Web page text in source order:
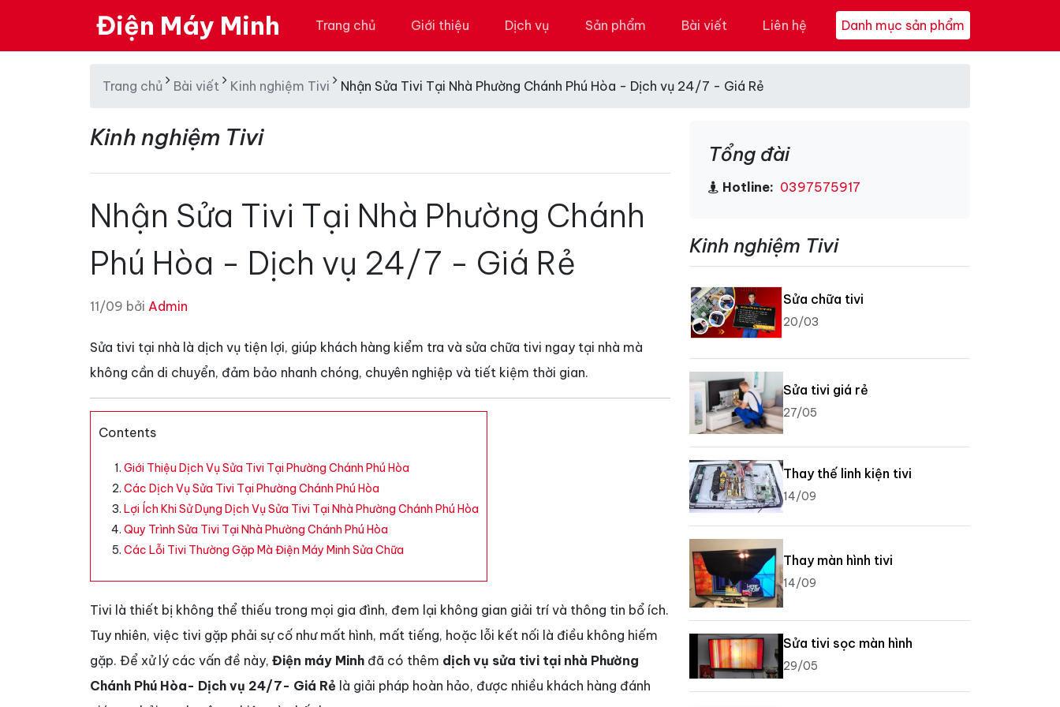
Điện Máy Minh Trang chủ Giới thiệu Dịch vụ Sản phẩm Bài viết Liên hệ Danh mục sản phẩm
Trang chủ Bài viết Kinh nghiệm Tivi Nhận Sửa Tivi Tại Nhà Phường Chánh Phú Hòa - Dịch vụ 24/7 - Giá Rẻ
Kinh nghiệm Tivi
Nhận Sửa Tivi Tại Nhà Phường Chánh
Phú Hòa - Dịch vụ 24/7 - Giá Rẻ
11/09 bởi Admin
Sửa tivi tại nhà là dịch vụ tiện lợi, giúp khách hàng kiểm tra và sửa chữa tivi ngay tại nhà mà
không cần di chuyển, đảm bảo nhanh chóng, chuyên nghiệp và tiết kiệm thời gian.
Contents
Giới Thiệu Dịch Vụ Sửa Tivi Tại Phường Chánh Phú Hòa
Các Dịch Vụ Sửa Tivi Tại Phường Chánh Phú Hòa
Lợi Ích Khi Sử Dụng Dịch Vụ Sửa Tivi Tại Nhà Phường Chánh Phú Hòa
Quy Trình Sửa Tivi Tại Nhà Phường Chánh Phú Hòa
Các Lỗi Tivi Thường Gặp Mà Điện Máy Minh Sửa Chữa
Tivi là thiết bị không thể thiếu trong mọi gia đình, đem lại không gian giải trí và thông tin bổ ích.
Tuy nhiên, việc tivi gặp phải sự cố như mất hình, mất tiếng, hoặc lỗi kết nối là điều không hiếm
gặp. Để xử lý các vấn đề này, Điện máy Minh đã có thêm dịch vụ sửa tivi tại nhà Phường
Chánh Phú Hòa- Dịch vụ 24/7- Giá Rẻ là giải pháp hoàn hảo, được nhiều khách hàng đánh
Tổng đài
Hotline: 0397575917
Kinh nghiệm Tivi
Sửa chữa tivi
20/03
Sửa tivi giá rẻ
27/05
Thay thế linh kiện tivi
14/09
Thay màn hình tivi
14/09
Sửa tivi sọc màn hình
29/05